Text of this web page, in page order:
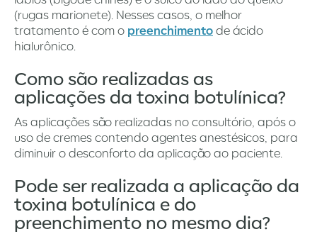
(rugas marionete). Nesses casos, o melhor
tratamento é com o preenchimento de ácido
hialurônico.
Como são realizadas as
aplicações da toxina botulínica?
As aplicações são realizadas no consultório, após o
uso de cremes contendo agentes anestésicos, para
diminuir o desconforto da aplicação ao paciente.
Pode ser realizada a aplicação da
toxina botulínica e do
preenchimento no mesmo dia?